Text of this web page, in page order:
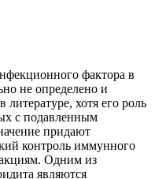
фактора в
не определено и
литературе, хотя его роль
с подавленным
придают
контроль иммунного
Одним из
являются